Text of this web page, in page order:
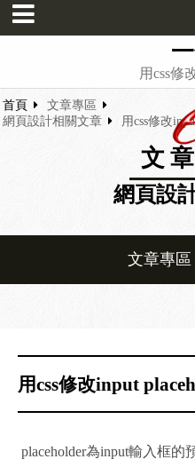
用css修
首頁
文章專區
網頁設計相關文章
用css修改
文
網頁設
文章專
用css修改input
placeholder為input輸入框